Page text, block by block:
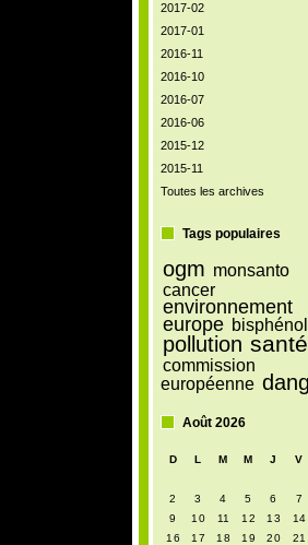
2017-02
2017-01
2016-11
2016-10
2016-07
2016-06
2015-12
2015-11
Toutes les archives
Tags populaires
ogm monsanto
cancer
environnement
europe
pollution santé
commission
européenne
Août 2026
D L M M J V
2
3 4 5 6 7
9
10 11 12 13 14
16
17 18 19 20 21